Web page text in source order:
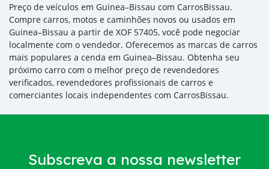
Preço de veículos em Guinea–Bissau com CarrosBissau.
Compre carros, motos e caminhões novos ou usados em
Guinea–Bissau a partir de XOF 57405, você pode negociar
localmente com o vendedor. Oferecemos as marcas de carros
mais populares a cenda em Guinea–Bissau. Obtenha seu
próximo carro com o melhor preço de revendedores
verificados, revendedores profissionais de carros e
comerciantes locais independentes com CarrosBissau.
Subscreva a nossa newsletter